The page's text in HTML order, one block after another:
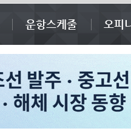
운항스케줄 오피